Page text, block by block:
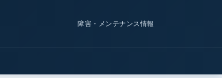
障害・メンテナンス情報